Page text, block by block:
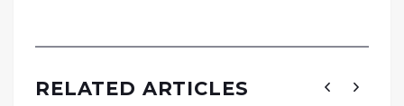
RELATED ARTICLES